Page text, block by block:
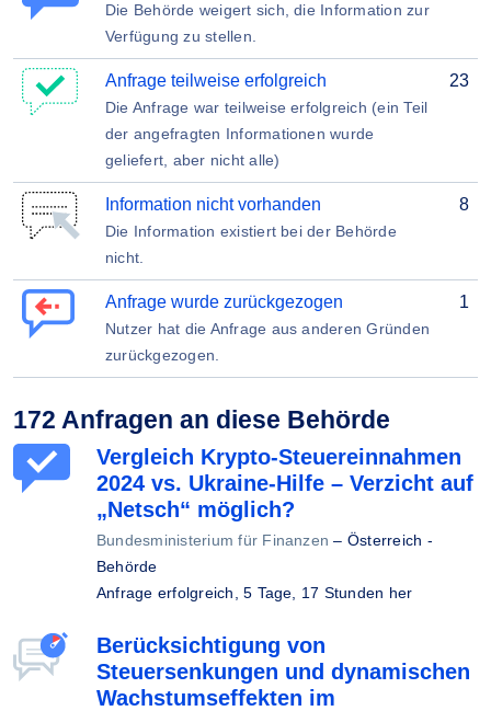
Die Behörde weigert sich, die Information zur
Verfügung zu stellen.
Anfrage teilweise erfolgreich
Die Anfrage war teilweise erfolgreich (ein Teil
der angefragten Informationen wurde
geliefert, aber nicht alle)
23
Information nicht vorhanden
Die Information existiert bei der Behörde
nicht.
8
Anfrage wurde zurückgezogen
Nutzer hat die Anfrage aus anderen Gründen
zurückgezogen.
1
172 Anfragen an diese Behörde
Vergleich Krypto-Steuereinnahmen
2024 vs. Ukraine-Hilfe – Verzicht auf
„Netsch“ möglich?
Bundesministerium für Finanzen – Österreich -
Behörde
Anfrage erfolgreich,5 Tage, 17 Stunden her
Berücksichtigung von
Steuersenkungen und dynamischen
Wachstumseffekten im